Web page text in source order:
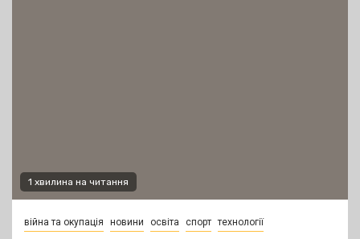
1 хвилина на читання
війна та окупація новини освіта спорт технології